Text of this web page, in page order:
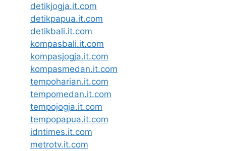
detikjogja.it.com
detikpapua.it.com
detikbali.it.com
kompasbali.it.com
kompasjogja.it.com
kompasmedan.it.com
tempoharian.it.com
tempomedan.it.com
tempojogja.it.com
tempopapua.it.com
idntimes.it.com
metrotv.it.com